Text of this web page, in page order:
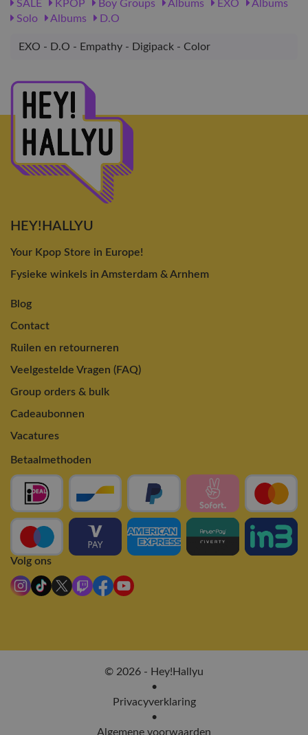
SALE
KPOP Boy Groups Albums EXO
Albums
Solo
Albums D.O
EXO - D.O - Empathy - Digipack - Color
HEY!HALLYU
Your Kpop Store in Europe!
Fysieke winkels in Amsterdam & Arnhem
Blog
Contact
Ruilen en retourneren
Veelgestelde Vragen (FAQ)
Group orders & bulk
Cadeaubonnen
Vacatures
Betaalmethoden
Volg ons
© 2026 - Hey!Hallyu
•
Privacyverklaring
•
Algemene voorwaarden